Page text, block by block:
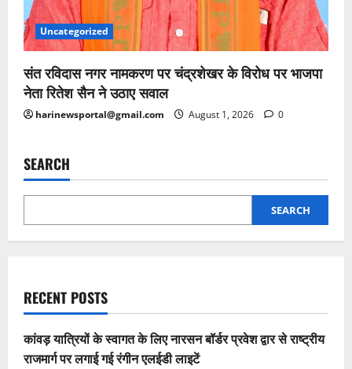
Uncategorized
संत रविदास नगर नामकरण पर चंद्रशेखर के विरोध पर भाजपा
नेता रितेश सैन ने उठाए सवाल
harinewsportal@gmail.com August 1, 2026 0
SEARCH
SEARCH
RECENT POSTS
कांवड़ यात्रियों के स्वागत के लिए नारसन बॉर्डर प्रवेश द्वार से राष्ट्रीय
राजमार्ग पर लगाई गई रंगीन एलईडी लाइटें